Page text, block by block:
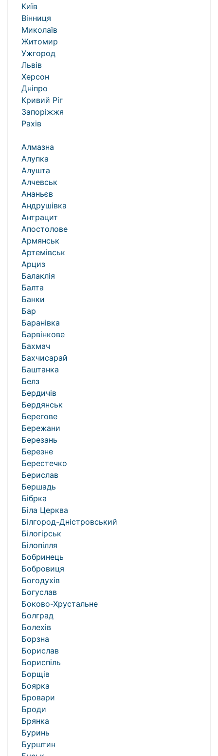
Київ
Вінниця
Миколаїв
Житомир
Ужгород
Львів
Херсон
Дніпро
Кривий Ріг
Запоріжжя
Рахів
Алмазна
Алупка
Алушта
Алчевськ
Ананьєв
Андрушівка
Антрацит
Апостолове
Армянськ
Артемівськ
Арциз
Балаклія
Балта
Банки
Бар
Баранівка
Барвінкове
Бахмач
Бахчисарай
Баштанка
Белз
Бердичів
Бердянськ
Берегове
Бережани
Березань
Березне
Берестечко
Берислав
Бершадь
Бібрка
Біла Церква
Білгород-Дністровський
Білогірськ
Білопілля
Бобринець
Бобровиця
Богодухів
Богуслав
Боково-Хрустальне
Болград
Болехів
Борзна
Борислав
Бориспіль
Борщів
Боярка
Бровари
Броди
Брянка
Буринь
Бурштин